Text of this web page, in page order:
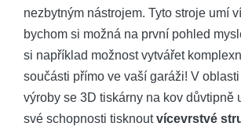
nezbytným nástrojem. Tyto stroje umí
bychom si možná na první pohled
si například možnost vytvářet
součásti přímo ve vaší garáži! V
výroby se 3D tiskárny na kov důvtipně
své schopnosti tisknoutvícevrstvé